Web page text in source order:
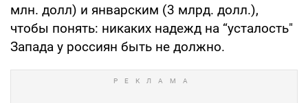
млн. долл) и январским (3 млрд. долл.),
чтобы понять: никаких надежд на “усталость"
Запада у россиян быть не должно.